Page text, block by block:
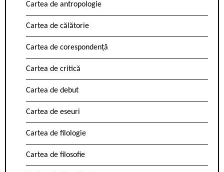
Cartea de antropologie
Cartea de călătorie
Cartea de corespondență
Cartea de critică
Cartea de debut
Cartea de eseuri
Cartea de filologie
Cartea de filosofie